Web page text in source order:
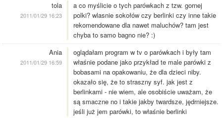
tola
2011/01/29 16:23
a co myślicie o tych parówkach z tzw. gornej
polki? wlasnie sokołów czy berlinki czy inne takie
rekomendowane dla nawet maluchów? tam jest
chyba to samo bagno nie? :)
Ania
2011/01/29 16:59
oglądałam program w tv o parówkach i były tam
właśnie podane jako przykład te male parówki z
bobasami na opakowaniu, że dla dzieci niby.
okazało się, że to straszny syf. jak jest z
berlinkami - nie wiem, ale osobiście uważam, że
są smaczne no i takie jakby twardsze, jędrniejsze.
jeśli już jem parówki, to właśnie berlinki